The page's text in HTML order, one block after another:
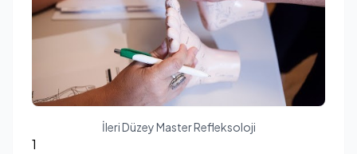
İleri Düzey Master Refleksoloji
1